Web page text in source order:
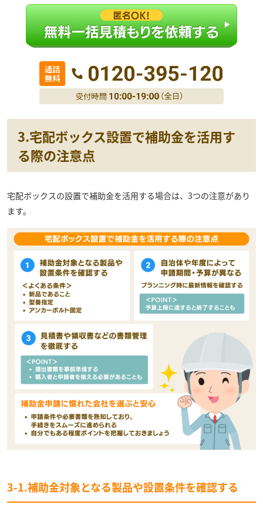
3.宅配ボックス設置で補助金を活用す
る際の注意点
宅配ボックスの設置で補助金を活用する場合は、3つの注意があり
ます。
3-1.補助金対象となる製品や設置条件を確認する